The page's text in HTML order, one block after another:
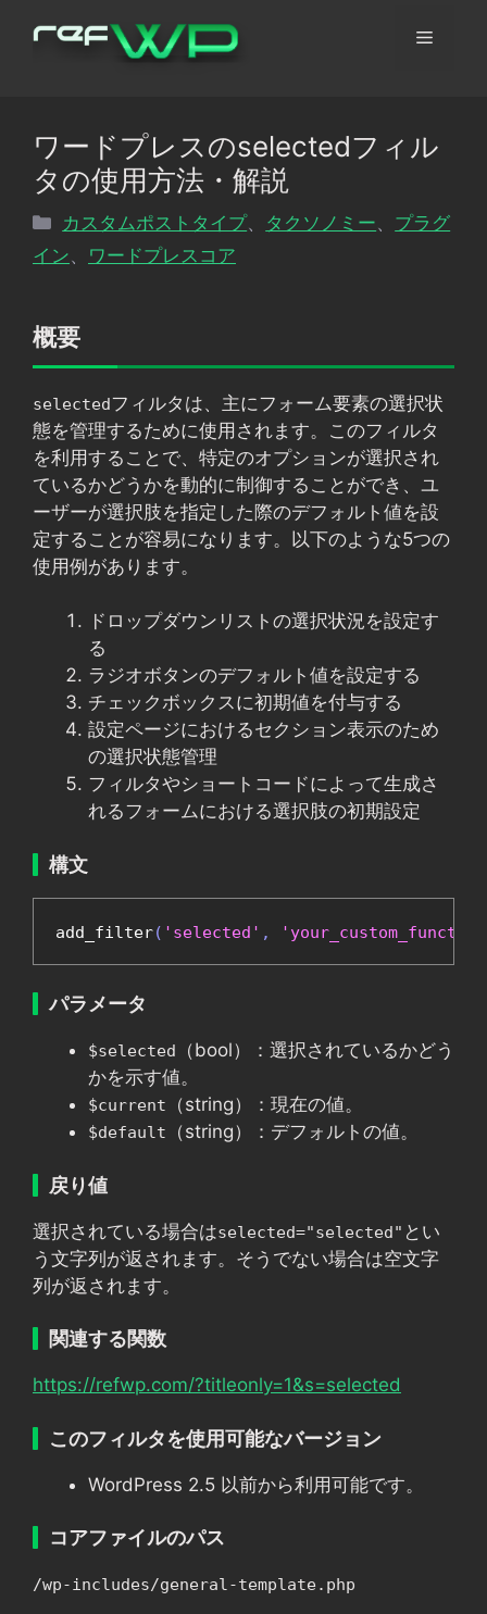
メ
ー
ワードプレスのselectedフィル
タの使用方法・解説
カ
ー
カスタムポストタイプ、 タクソノミー
プラグ
イン
ワードプレスコア
概要
selectedフィルタは、主にフォーム要素の選択状
態を管理するために使用されます。このフィルタ
を利用することで、特定のオプションが選択され
ているかどうかを動的に制御することができ、ユ
ーザーが選択肢を指定した際のデフォルト値を設
定することが容易になります。以下のような5つの
使用例があります。
ドロップダウンリストの選択状況を設定す
る
ラジオボタンのデフォルト値を設定する
チェックボックスに初期値を付与する
設定ページにおけるセクション表示のため
の選択状態管理
フィルタやショートコードによって生成さ
れるフォームにおける選択肢の初期設定
構文
add_filter( 'selected' ,
パラメータ
$selected
（bool）：選択されているかどう
かを示す値。
$current （string）：現在の値。
$default （string）：デフォルトの値。
戻り値
選択されている場合はselected="selected" とい
う文字列が返されます。そうでない場合は空文字
列が返されます。
関連する関数
https://refwp.com/?titleonly=1&s=selected
このフィルタを使用可能なバージョン
WordPress 2.5 以前から利用可能です。
コアファイルのパス
/wp-includes/general-template.php